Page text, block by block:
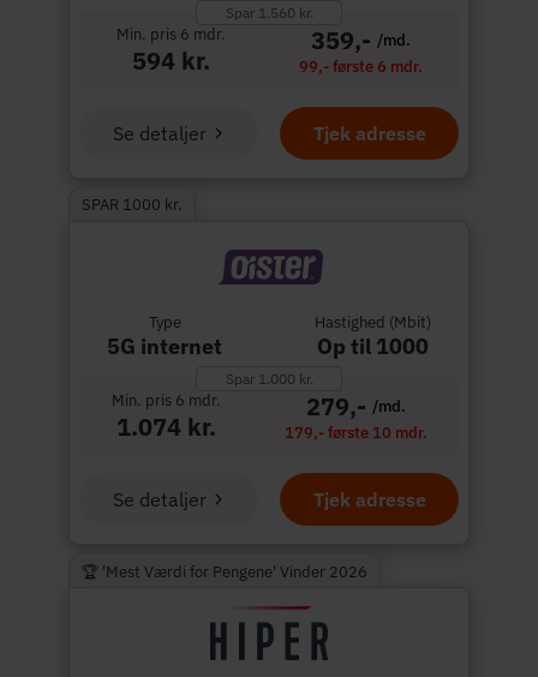
Spar 1.560 kr.
Min. pris 6 mdr.
594 kr.
359,- /md.
99,- første 6 mdr.
Tjek adresse
Se detaljer
SPAR 1000 kr.
Type
5G internet
Hastighed (Mbit)
Op til 1000
Spar 1.000 kr.
Min. pris 6 mdr.
1.074 kr.
279,- /md.
179,- første 10 mdr.
Tjek adresse
Se detaljer
🏆 'Mest Værdi for Pengene' Vinder 2026